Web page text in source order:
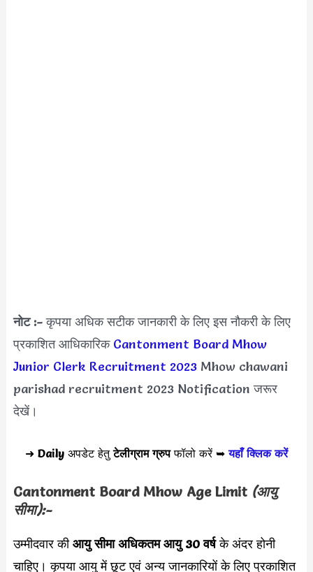
नोट :-कृपया अधिक सटीक जानकारी के लिए इस नौकरी के लिए
प्रकाशित आधिकारिक Cantonment Board Mhow
Junior Clerk Recruitment 2023Mhow chawani
parishad recruitment 2023 Notification जरूर
देखें।
➜ Daily अपडेट हेतुटेलीग्राम ग्रुपफॉलो करें ➥यहाँ क्लिक करें
Cantonment Board Mhow Age Limit (आयु
सीमा):-
उम्मीदवार कीआयु सीमा अधिकतम आयु 30 वर्षके अंदर होनी
चाहिए। कृपया आयु में छूट एवं अन्य जानकारियों के लिए प्रकाशित